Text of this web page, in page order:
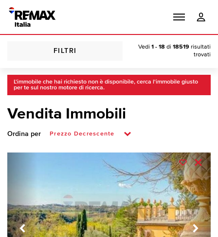
FILTRI
Vedi 1 - 18 di 18519 risultati
trovati
L'immobile che hai richiesto non è disponibile, cerca l'immobile giusto
per te sul nostro motore di ricerca.
Vendita Immobili
Ordina per